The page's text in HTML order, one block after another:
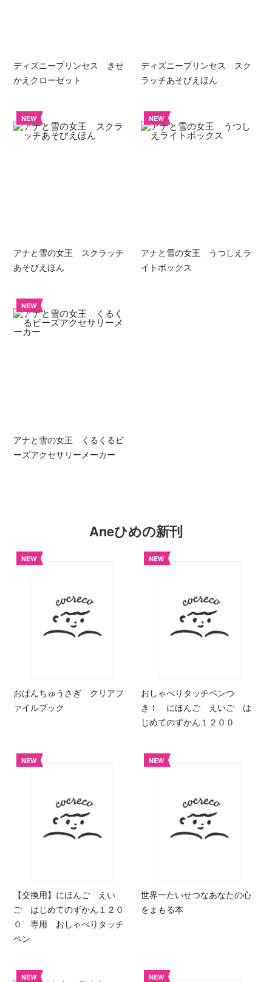
ディズニープリンセス きせ
かえクローゼット
ディズニープリンセス スク
ラッチあそびえほん
NEW
アナと雪の女王 スクラッチ
あそびえほん
NEW
アナと雪の女王 うつしえラ
イトボックス
NEW
アナと雪の女王 くるくるビ
ーズアクセサリーメーカー
Aneひめの新刊
NEW
おぱんちゅうさぎ クリアフ
ァイルブック
NEW
おしゃべりタッチペンつ
き！ にほんご えいご は
じめてのずかん１２００
NEW
【交換用】にほんご えい
ご はじめてのずかん１２０
０ 専用 おしゃべりタッチ
ペン
NEW
世界一たいせつなあなたの心
をまもる本
NEW NEW